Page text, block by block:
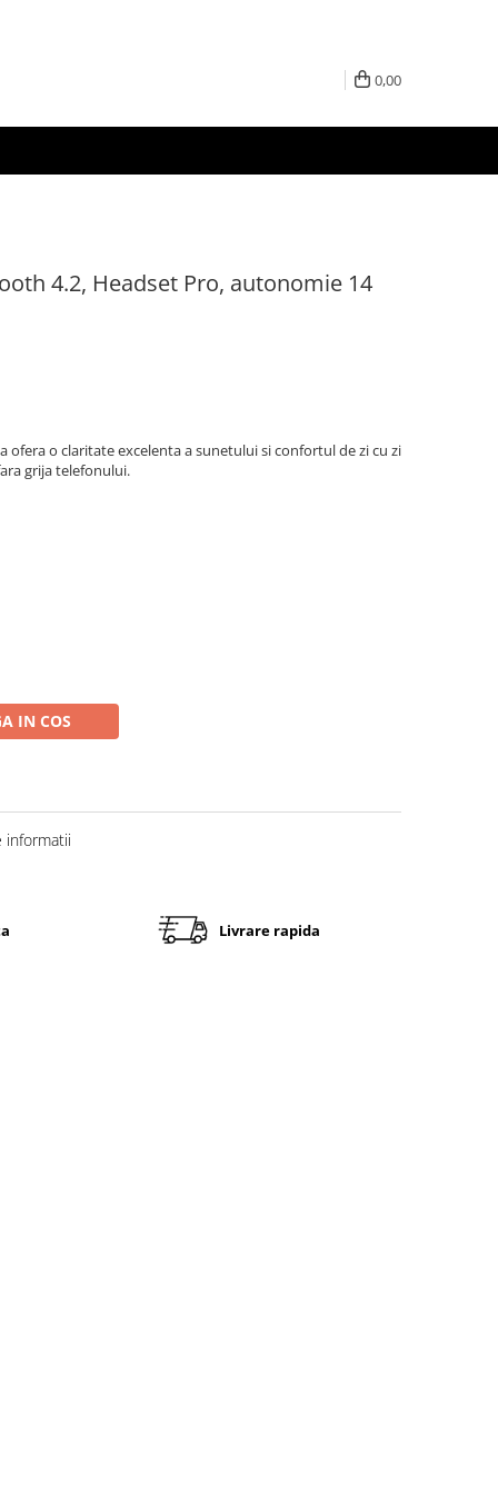
0,00
4.2, Headset Pro, autonomie 14
ofera o claritate excelenta a sunetului si confortul de zi cu zi
grija telefonului.
IN COS
informatii
Livrare rapida